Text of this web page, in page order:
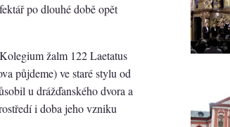
po dlouhé době opět
žalm 122 Laetatus
půjdeme) ve staré stylu od
u drážďanského dvora a
i doba jeho vzniku